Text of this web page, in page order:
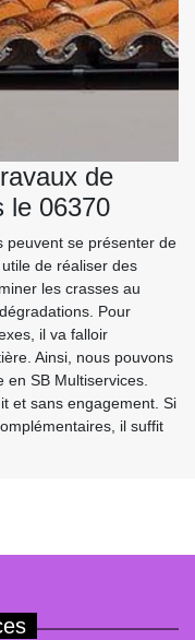
de
le 06370
peuvent se présenter de
de réaliser des
les crasses au
Pour
il va falloir
Ainsi, nous pouvons
en SB Multiservices.
et sans engagement. Si
il suffit